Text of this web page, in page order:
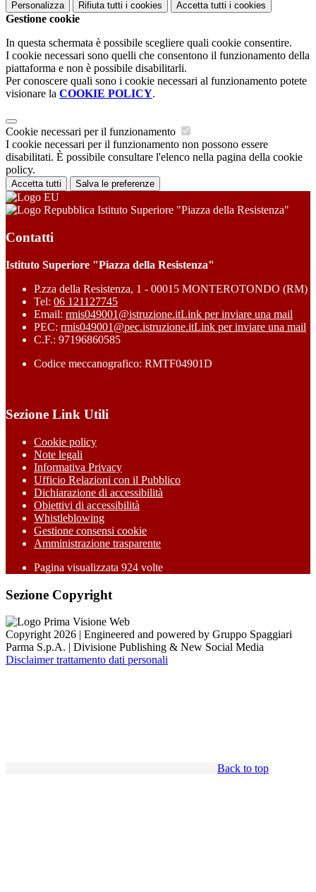
Personalizza Rifiuta tutti i cookies Accetta tutti i cookies
Gestione cookie
In questa schermata è possibile scegliere quali cookie consentire.
I cookie necessari sono quelli che consentono il funzionamento della
piattaforma e non è possibile disabilitarli.
Per conoscere quali sono i cookie necessari al funzionamento potete
visionare la COOKIE POLICY.
Cookie necessari per il funzionamento
I cookie necessari per il funzionamento non possono essere
disabilitati. È possibile consultare l'elenco nella pagina della cookie
policy.
Accetta tutti Salva le preferenze
Istituto Superiore "Piazza della Resistenza"
Contatti
Istituto Superiore "Piazza della Resistenza"
P.zza della Resistenza, 1 - 00015 MONTEROTONDO (RM)
Tel: 06 121127745
Email: rmis049001@istruzione.itLink per inviare una mail
PEC: rmis049001@pec.istruzione.itLink per inviare una mail
C.F.: 97196860585
Codice meccanografico: RMTF04901D
Sezione Link Utili
Cookie policy
Note legali
Informativa Privacy
Ufficio Relazioni con il Pubblico
Dichiarazione di accessibilità
Obiettivi di accessibilità
Whistleblowing
Gestione consensi cookie
Amministrazione trasparente
Pagina visualizzata 924 volte
Sezione Copyright
Copyright 2026 | Engineered and powered by Gruppo Spaggiari
Parma S.p.A. | Divisione Publishing & New Social Media
Disclaimer trattamento dati personali
Back to top